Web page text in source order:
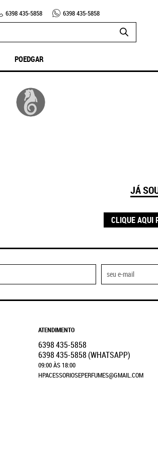
6398435-5858 6398435-5858
POEDGAR
JÁ
CLIQUE AQUI
ATENDIMENTO
6398435-5858
6398435-5858 (WHATSAPP)
09:00 ÀS 18:00
HPACESSORIOSEPERFUMES@GMAIL.COM